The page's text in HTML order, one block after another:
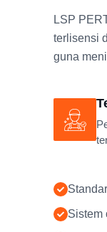
LSP
terlisensi
guna
Sistem